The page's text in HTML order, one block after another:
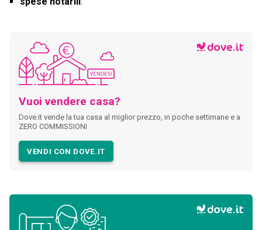
Vuoi vendere casa?
Dove.it vende la tua casa al miglior prezzo, in poche settimane e a
ZERO COMMISSIONI
VENDI CON DOVE.IT